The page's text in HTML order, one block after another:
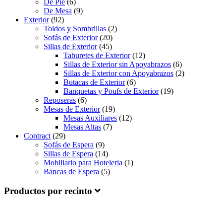
De Pie (6)
De Mesa (9)
Exterior(92)
Toldos y Sombrillas (2)
Sofás de Exterior(20)
Sillas de Exterior(45)
Taburetes de Exterior(12)
Sillas de Exterior sin Apoyabrazos (6)
Sillas de Exterior con Apoyabrazos (2)
Butacas de Exterior(6)
Banquetas y Poufs de Exterior(19)
Reposeras (6)
Mesas de Exterior(19)
Mesas Auxiliares (12)
Mesas Altas (7)
Contract (29)
Sofás de Espera (9)
Sillas de Espera (14)
Mobiliario para Hoteleria (1)
Bancas de Espera (5)
Productos por recinto